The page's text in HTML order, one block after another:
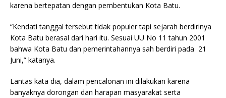
karena bertepatan dengan pembentukan Kota Batu.
“Kendati tanggal tersebut tidak populer tapi sejarah berdirinya
Kota Batu berasal dari hari itu. Sesuai UU No 11 tahun 2001
bahwa Kota Batu dan pemerintahannya sah berdiri pada 21
Juni,” katanya.
Lantas kata dia, dalam pencalonan ini dilakukan karena
banyaknya dorongan dan harapan masyarakat serta